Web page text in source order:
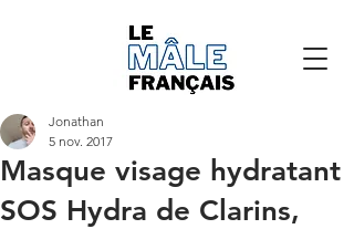
Masque visage hydratant
SOS Hydra de Clarins,
Jonathan
5 nov. 2017